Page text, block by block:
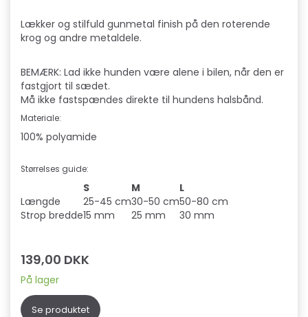
Lækker og stilfuld gunmetal finish på den roterende
krog og andre metaldele.
BEMÆRK: Lad ikke hunden være alene i bilen, når den er
fastgjort til sædet.
Må ikke fastspændes direkte til hundens halsbånd.
Materiale:
100% polyamide
Størrelses guide:
S M
L
Længde
25-45 cm30-50 cm50-80 cm
Strop bredde15 mm 25 mm 30 mm
139,00 DKK
På lager
Se produktet